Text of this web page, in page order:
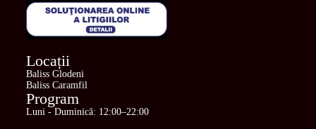
Locații
Baliss Glodeni
Baliss Caramfil
Program
Luni - Duminică: 12:00–22:00